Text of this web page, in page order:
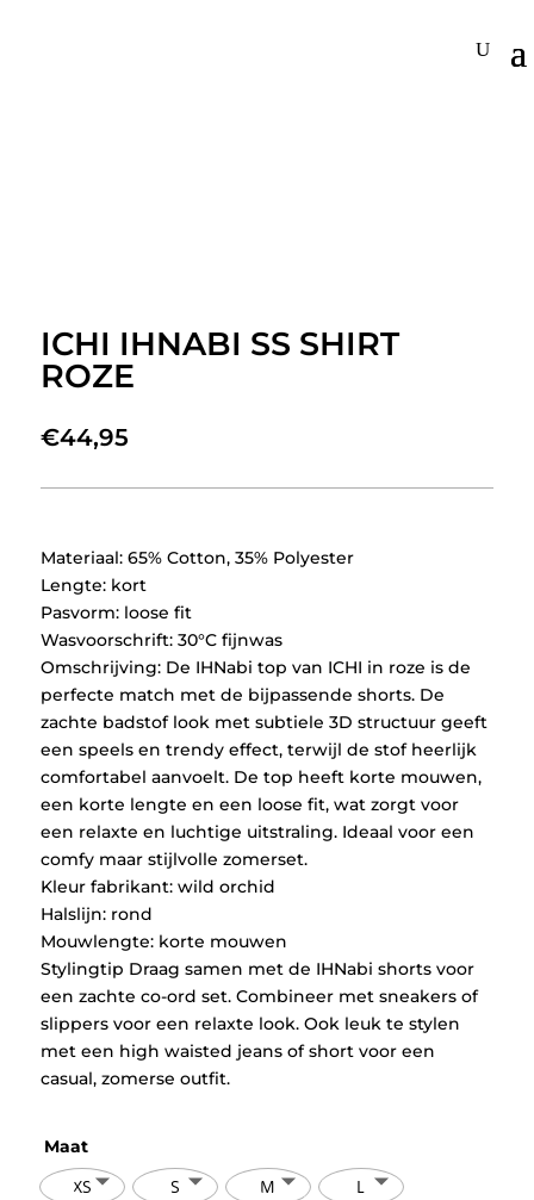
ICHI IHNABI SS SHIRT
ROZE
€44,95
Materiaal: 65% Cotton, 35% Polyester
Lengte: kort
Pasvorm: loose fit
Wasvoorschrift: 30°C fijnwas
Omschrijving: De IHNabi top van ICHI in roze is de
perfecte match met de bijpassende shorts. De
zachte badstof look met subtiele 3D structuur geeft
een speels en trendy effect, terwijl de stof heerlijk
comfortabel aanvoelt. De top heeft korte mouwen,
een korte lengte en een loose fit, wat zorgt voor
een relaxte en luchtige uitstraling. Ideaal voor een
comfy maar stijlvolle zomerset.
Kleur fabrikant: wild orchid
Halslijn: rond
Mouwlengte: korte mouwen
Stylingtip Draag samen met de IHNabi shorts voor
een zachte co-ord set. Combineer met sneakers of
slippers voor een relaxte look. Ook leuk te stylen
met een high waisted jeans of short voor een
casual, zomerse outfit.
Maat
XS S M
L